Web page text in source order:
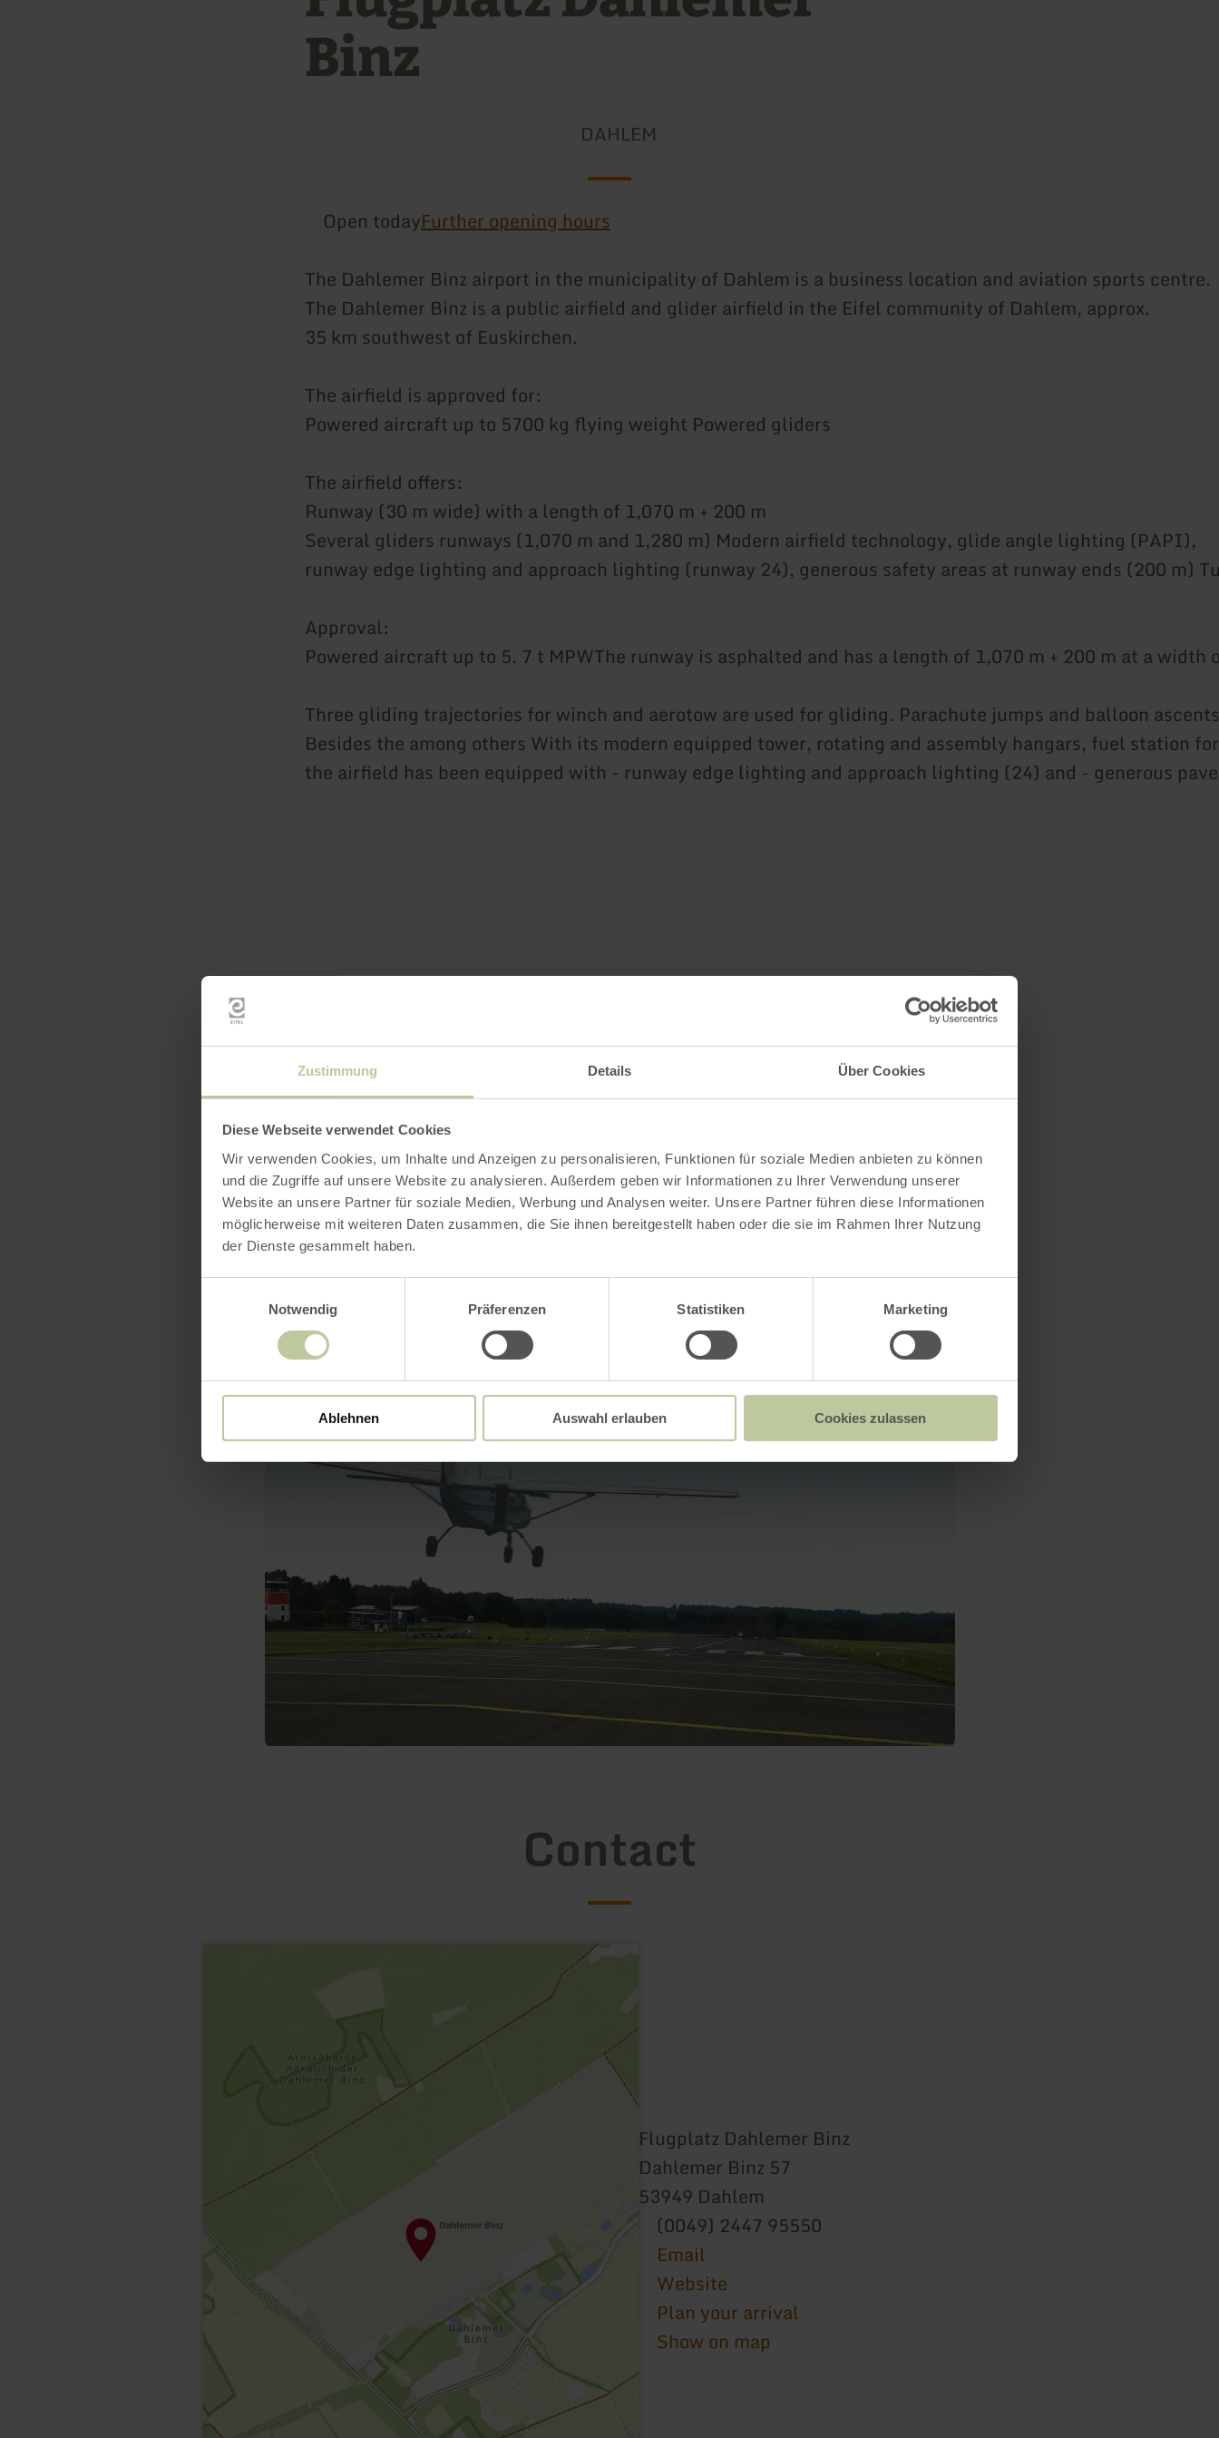
Zustimmung Details Über Cookies
Diese Webseite verwendet Cookies
Wir verwenden Cookies, um Inhalte und Anzeigen zu personalisieren, Funktionen für soziale Medien anbieten zu können
und die Zugriffe auf unsere Website zu analysieren. Außerdem geben wir Informationen zu Ihrer Verwendung unserer
Website an unsere Partner für soziale Medien, Werbung und Analysen weiter. Unsere Partner führen diese Informationen
möglicherweise mit weiteren Daten zusammen, die Sie ihnen bereitgestellt haben oder die sie im Rahmen Ihrer Nutzung
der Dienste gesammelt haben.
Notwendig
Präferenzen Statistiken Marketing
Ablehnen Auswahl erlauben Cookies zulassen
Binz
DAHLEM
Open todayFurther opening hours
The Dahlemer Binz airport in the municipality of Dahlem is a business location and aviation sports centre.
The Dahlemer Binz is a public airfield and glider airfield in the Eifel community of Dahlem, approx.
35 km southwest of Euskirchen.
The airfield is approved for:
Powered aircraft up to 5700 kg flying weight Powered gliders
The airfield offers:
Runway (30 m wide) with a length of 1,070 m + 200 m
Several gliders runways (1,070 m and 1,280 m) Modern airfield technology, glide angle lighting (PAPI),
runway edge lighting and approach lighting (runway 24), generous safety areas at runway ends (200 m)
Approval:
Powered aircraft up to 5. 7 t MPWThe runway is asphalted and has a length of 1,070 m + 200 m at a width
Three gliding trajectories for winch and aerotow are used for gliding. Parachute jumps and balloon
Besides the among others With its modern equipped tower, rotating and assembly hangars, fuel
the airfield has been equipped with - runway edge lighting and approach lighting (24) and - generous
Opening hours
Impressions
Contact
Flugplatz Dahlemer Binz
Dahlemer Binz 57
53949 Dahlem
(0049) 2447 95550
Email
Website
Plan your arrival
Show on map